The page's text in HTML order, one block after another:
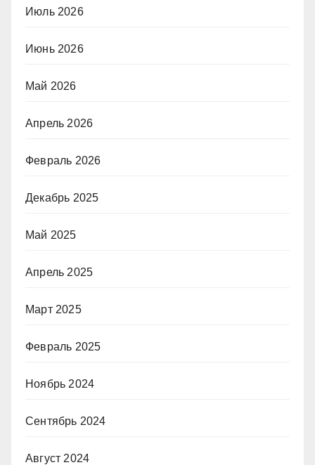
Июль 2026
Июнь 2026
Май 2026
Апрель 2026
Февраль 2026
Декабрь 2025
Май 2025
Апрель 2025
Март 2025
Февраль 2025
Ноябрь 2024
Сентябрь 2024
Август 2024